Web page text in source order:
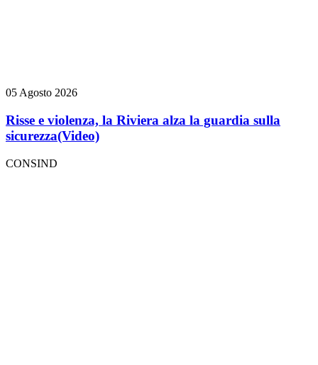
05 Agosto 2026
Risse e violenza, la Riviera alza la guardia sulla
sicurezza(Video)
CONSIND